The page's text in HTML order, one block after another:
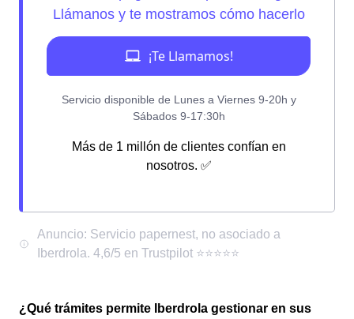
Más de 1 millón de clientes confían en
nosotros. ✅
¿Qué trámites permite Iberdrola gestionar en sus